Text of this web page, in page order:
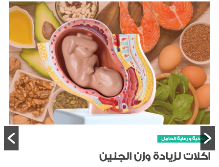
الطفل
كيفية تنظيف انف الرضيع
تنظيف أنف الرضيع أمر ضروري لأنه يمكن أن يتراكم المخاط في
مما يسبب صعوبة في التنفس والرضاعة والنوم. يمكن...